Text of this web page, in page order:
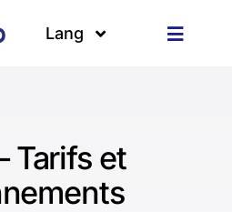
Toggle
Lang
Tarifs et